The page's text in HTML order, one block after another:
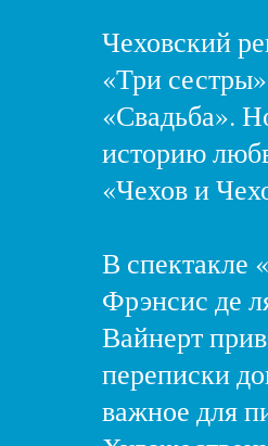
Чеховский
«Три
«Свадьба».
историю
«Чехов и
В спектакле
Фрэнсис де
Вайнерт
переписки
важное для